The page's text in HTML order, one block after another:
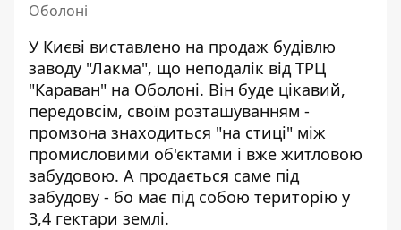
Оболоні
У Києві виставлено на продаж будівлю
заводу "Лакма", що неподалік від ТРЦ
"Караван" на Оболоні. Він буде цікавий,
передовсім, своїм розташуванням -
промзона знаходиться "на стиці" між
промисловими об'єктами і вже житловою
забудовою. А продається саме під
забудову - бо має під собою територію у
3,4 гектари землі.